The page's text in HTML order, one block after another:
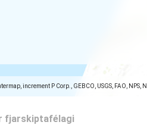
increment P Corp., GEBCO, USGS, FAO,
fjarskiptafélagi